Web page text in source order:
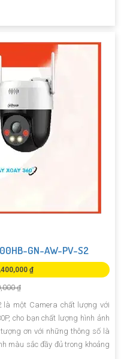
GN-AW-PV-S2
₫
₫
là một Camera chất lượng với
cho bạn chất lượng hình ảnh
ơn với những thông số là
màu sắc đầy đủ trong khoảng